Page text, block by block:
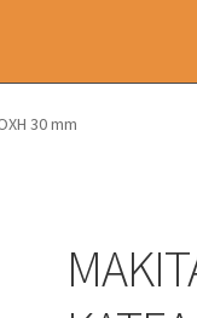
30 mm